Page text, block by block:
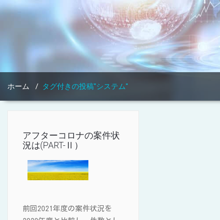
ホーム / タグ付きの投稿"システム"
アフターコロナの案件状
況は(PART-Ⅱ）
前回2021年度の案件状況を